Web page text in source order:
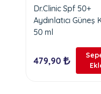
Dr.Clinic Spf 50+
Aydınlatıcı Güneş
50 ml
479,90